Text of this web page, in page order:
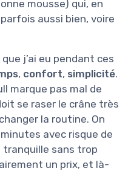
mousse) qui, en
aussi bien, voire
j’ai eu pendant ces
, confort, simplicité.
marque pas mal de
se raser le crâne très
la routine. On
avec risque de
tranquille sans trop
un prix, et là-